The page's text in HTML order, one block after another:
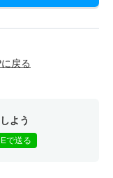
戻る
よう
で送る